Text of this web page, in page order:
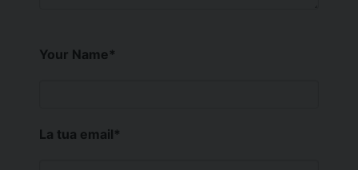
Your Name*
La tua email*